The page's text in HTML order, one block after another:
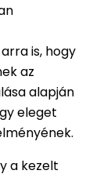
is, hogy
az
alapján
eleget
a kezelt